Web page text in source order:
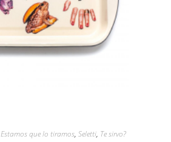
Estamos que lo tiramos, Seletti, Te sirvo?